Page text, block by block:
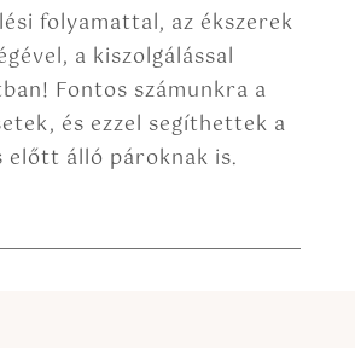
folyamattal, az ékszerek
a kiszolgálással
Fontos számunkra a
és ezzel segíthettek a
előtt álló pároknak is.